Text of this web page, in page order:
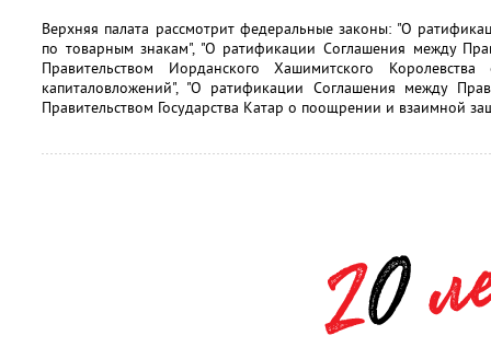
Верхняя палата рассмотрит федеральные законы: "О
по товарным знакам", "О ратификации Соглашения между
Правительством Иорданского Хашимитского
капиталовложений", "О ратификации Соглашения между
Правительством Государства Катар о поощрении и взаимной